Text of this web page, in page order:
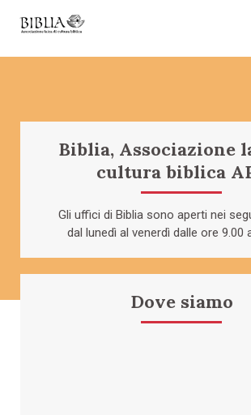
Biblia, Associazione
cultura biblica
Gli uffici di Biblia sono aperti nei
dal lunedì al venerdì dalle ore 9.00
Dove siamo